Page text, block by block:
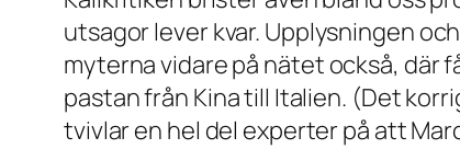
utsagor lever kvar. Upplysningen
myterna vidare på nätet också, där
pastan från Kina till Italien. (Det
tvivlar en hel del experter på att